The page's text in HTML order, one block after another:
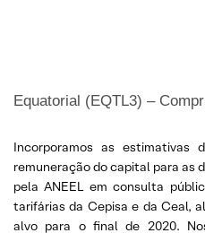
Equatorial (EQTL3) –
Incorporamos as
remuneração do capital para as
pela ANEEL em consulta
tarifárias da Cepisa e da Ceal,
alvo para o final de 2020.